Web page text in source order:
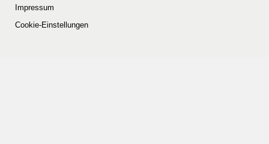
Impressum
Cookie-Einstellungen